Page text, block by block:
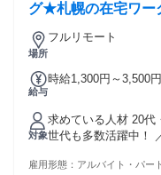
グ★札幌の在宅ワー
場所
フルリモート
給与
時給1,300円～3,500
定なので オフィスワ
能です♪ ★高時給1300円～3500円 ★研修あり(時給変動ナシ)
★インセンティブあり ※WEB
時給バイト♪／ かん
対象
求めている人材 20代
世代も多数活躍中！ ／ ■未経験者さんも大歓迎！ ■フリ
★ ＜＜こんな方にオススメ！！＞＞ ☆子供を預けられないか
雇用形態： アルバイト・パート